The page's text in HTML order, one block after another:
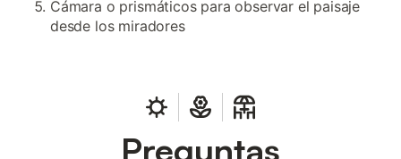
Cámara o prismáticos para observar el paisaje
desde los miradores
Preguntas